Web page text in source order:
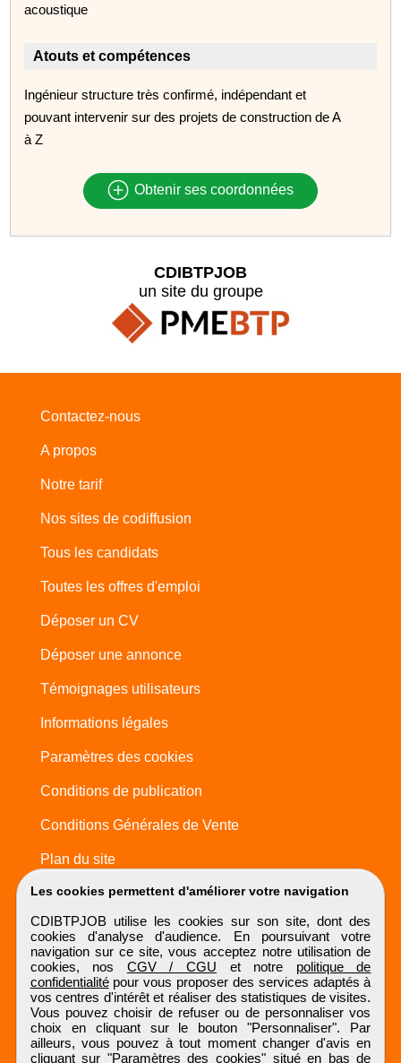
acoustique
Atouts et compétences
Ingénieur structure très confirmé, indépendant et
pouvant intervenir sur des projets de construction de A
à Z
Obtenir ses coordonnées
Les cookies permettent d'améliorer votre navigation
CDIBTPJOB utilise les cookies sur son site, dont des
cookies d'analyse d'audience. En poursuivant votre
navigation sur ce site, vous acceptez notre utilisation de
cookies, nos CGV / CGU et notre politique de
confidentialitépour vous proposer des services adaptés à
vos centres d'intérêt et réaliser des statistiques de visites.
Vous pouvez choisir de refuser ou de personnaliser vos
choix en cliquant sur le bouton "Personnaliser". Par
ailleurs, vous pouvez à tout moment changer d'avis en
cliquant sur "Paramètres des cookies" situé en bas de
CDIBTPJOB
un site du groupe
Contactez-nous
A propos
Notre tarif
Nos sites de codiffusion
Tous les candidats
Toutes les offres d'emploi
Déposer un CV
Déposer une annonce
Témoignages utilisateurs
Informations légales
Paramètres des cookies
Conditions de publication
Conditions Générales de Vente
Plan du site